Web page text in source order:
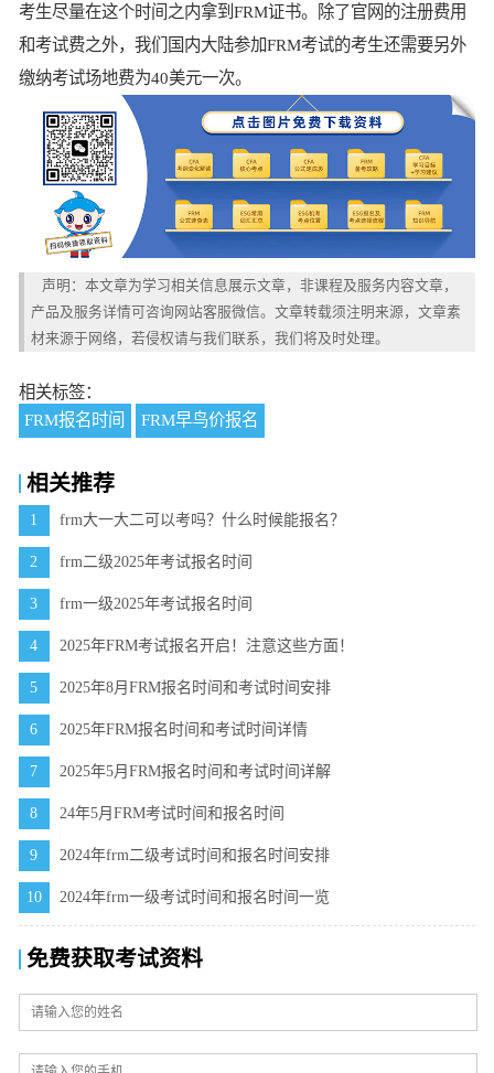
考生尽量在这个时间之内拿到FRM证书。除了官网的注册费用
和考试费之外，我们国内大陆参加FRM考试的考生还需要另外
缴纳考试场地费为40美元一次。
声明：本文章为学习相关信息展示文章，非课程及服务内容文章，
产品及服务详情可咨询网站客服微信。文章转载须注明来源，文章素
材来源于网络，若侵权请与我们联系，我们将及时处理。
相关标签：
FRM报名时间
FRM早鸟价报名
相关推荐
1 frm大一大二可以考吗？什么时候能报名？
2 frm二级2025年考试报名时间
3 frm一级2025年考试报名时间
4 2025年FRM考试报名开启！注意这些方面！
5 2025年8月FRM报名时间和考试时间安排
6 2025年FRM报名时间和考试时间详情
7 2025年5月FRM报名时间和考试时间详解
8 24年5月FRM考试时间和报名时间
9 2024年frm二级考试时间和报名时间安排
10 2024年frm一级考试时间和报名时间一览
免费获取考试资料